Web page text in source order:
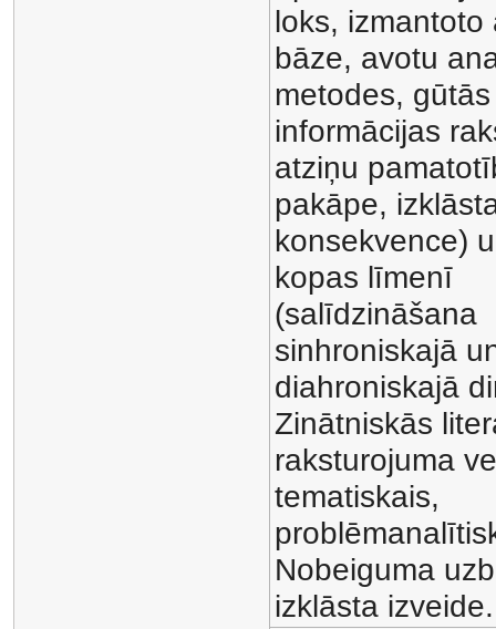
loks, izmantoto
bāze, avotu
metodes, gūtās
informācijas
atziņu
pakāpe,
konsekvence)
kopas līmenī
(salīdzināšana
sinhroniskajā
diahroniskajā
Zinātniskās
raksturojuma
tematiskais,
Nobeiguma
izklāsta izveide.